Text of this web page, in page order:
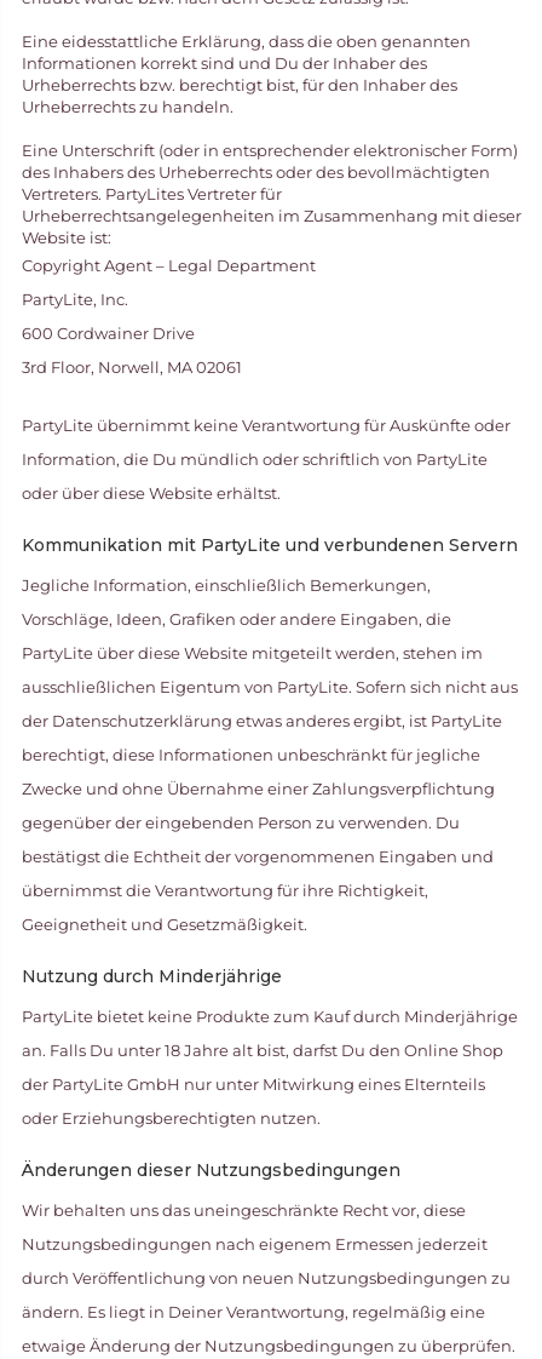
Eine eidesstattliche Erklärung, dass die oben genannten
Informationen korrekt sind und Du der Inhaber des
Urheberrechts bzw. berechtigt bist, für den Inhaber des
Urheberrechts zu handeln.
Eine Unterschrift (oder in entsprechender elektronischer Form)
des Inhabers des Urheberrechts oder des bevollmächtigten
Vertreters. PartyLites Vertreter für
Urheberrechtsangelegenheiten im Zusammenhang mit dieser
Website ist:
Copyright Agent – Legal Department
PartyLite, Inc.
600 Cordwainer Drive
3rd Floor, Norwell, MA 02061
PartyLite übernimmt keine Verantwortung für Auskünfte oder
Information, die Du mündlich oder schriftlich von PartyLite
oder über diese Website erhältst.
Kommunikation mit PartyLite und verbundenen Servern
Jegliche Information, einschließlich Bemerkungen,
Vorschläge, Ideen, Grafiken oder andere Eingaben, die
PartyLite über diese Website mitgeteilt werden, stehen im
ausschließlichen Eigentum von PartyLite. Sofern sich nicht aus
der Datenschutzerklärung etwas anderes ergibt, ist PartyLite
berechtigt, diese Informationen unbeschränkt für jegliche
Zwecke und ohne Übernahme einer Zahlungsverpflichtung
gegenüber der eingebenden Person zu verwenden. Du
bestätigst die Echtheit der vorgenommenen Eingaben und
übernimmst die Verantwortung für ihre Richtigkeit,
Geeignetheit und Gesetzmäßigkeit.
Nutzung durch Minderjährige
PartyLite bietet keine Produkte zum Kauf durch Minderjährige
an. Falls Du unter 18 Jahre alt bist, darfst Du den Online Shop
der PartyLite GmbH nur unter Mitwirkung eines Elternteils
oder Erziehungsberechtigten nutzen.
Änderungen dieser Nutzungsbedingungen
Wir behalten uns das uneingeschränkte Recht vor, diese
Nutzungsbedingungen nach eigenem Ermessen jederzeit
durch Veröffentlichung von neuen Nutzungsbedingungen zu
ändern. Es liegt in Deiner Verantwortung, regelmäßig eine
etwaige Änderung der Nutzungsbedingungen zu überprüfen.